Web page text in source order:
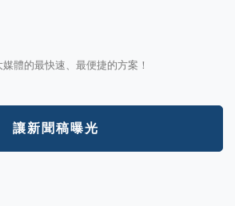
體的最快速、最便捷的方案！
讓新聞稿曝光